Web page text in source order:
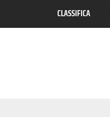
CLASSIFICA